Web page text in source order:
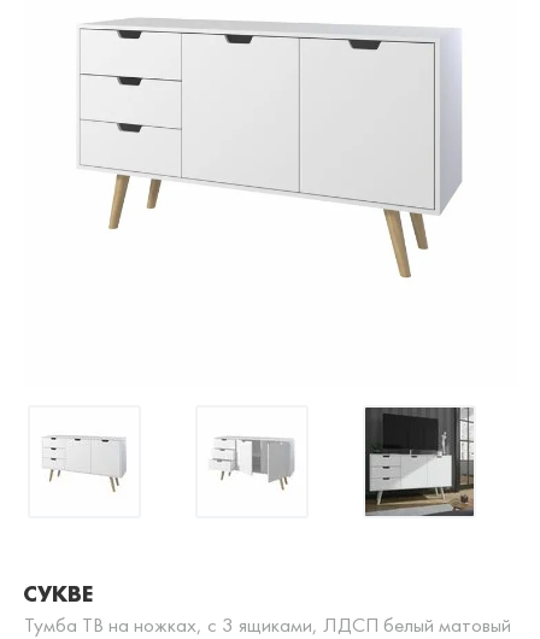
СУКВЕ
Тумба ТВ на ножках, с 3 ящиками, ЛДСП белый матовый